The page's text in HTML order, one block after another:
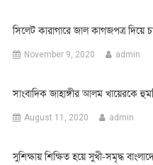
সিলেট কারাগারে জাল কাগজপত্র দিয়ে
November 9, 2020 admin
সাংবাদিক জাহাঙ্গীর আলম খায়েরকে
August 11, 2020 admin
সুশিক্ষায় শিক্ষিত হয়ে সুখী-সমৃদ্ধ